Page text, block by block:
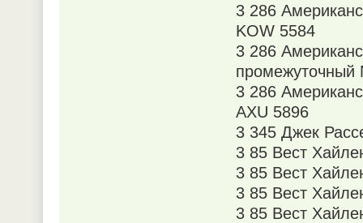
3 286
KOW 5584
3 286
промежуточный
3 286
AXU 5896
3 345 Джек
3 85 Вест
3 85 Вест
3 85 Вест
3 85 Вест